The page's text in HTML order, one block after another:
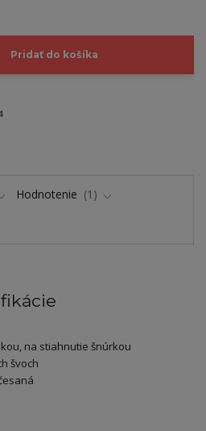
Pridať do košíka
Hodnotenie
1
na stiahnutie šnúrkou
švoch